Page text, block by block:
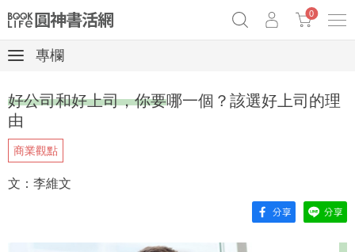
Netflix話題章魚小說！
0
專欄
好公司和好上司，你要哪一個？該選好上司的理
由
商業觀點
文：李維文